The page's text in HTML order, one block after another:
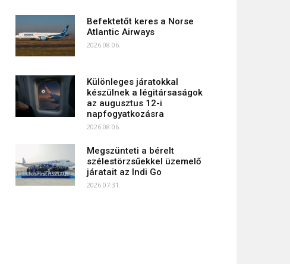
Befektetőt keres a Norse
Atlantic Airways
2026.08.06.
Különleges járatokkal
készülnek a légitársaságok
az augusztus 12-i
napfogyatkozásra
2026.08.06.
Megszünteti a bérelt
szélestörzsűekkel üzemelő
járatait az Indi Go
2026.07.31.